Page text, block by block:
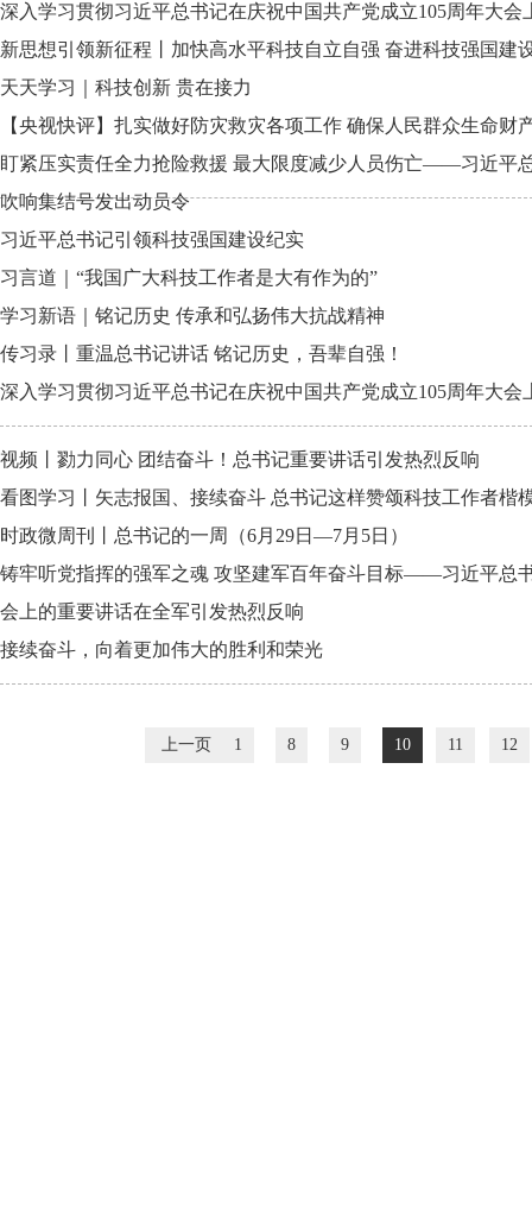
深入学习贯彻习近平总书记在庆祝中国共产党成立105周年大会
新思想引领新征程丨加快高水平科技自立自强 奋进科技强国建
天天学习｜科技创新 贵在接力
【央视快评】扎实做好防灾救灾各项工作 确保人民群众生命财
盯紧压实责任全力抢险救援 最大限度减少人员伤亡——习近平
吹响集结号发出动员令
习近平总书记引领科技强国建设纪实
习言道｜“我国广大科技工作者是大有作为的”
学习新语｜铭记历史 传承和弘扬伟大抗战精神
传习录丨重温总书记讲话 铭记历史，吾辈自强！
深入学习贯彻习近平总书记在庆祝中国共产党成立105周年大会
视频丨勠力同心 团结奋斗！总书记重要讲话引发热烈反响
看图学习丨矢志报国、接续奋斗 总书记这样赞颂科技工作者楷
时政微周刊丨总书记的一周（6月29日—7月5日）
铸牢听党指挥的强军之魂 攻坚建军百年奋斗目标——习近平总
会上的重要讲话在全军引发热烈反响
接续奋斗，向着更加伟大的胜利和荣光
上一页 1 8 9 10 11 12